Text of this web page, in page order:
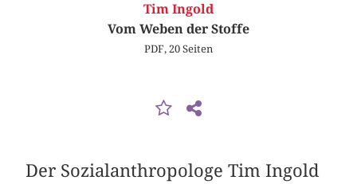
Tim Ingold
Vom Weben der Stoffe
PDF, 20 Seiten
Der Sozialanthropologe Tim Ingold